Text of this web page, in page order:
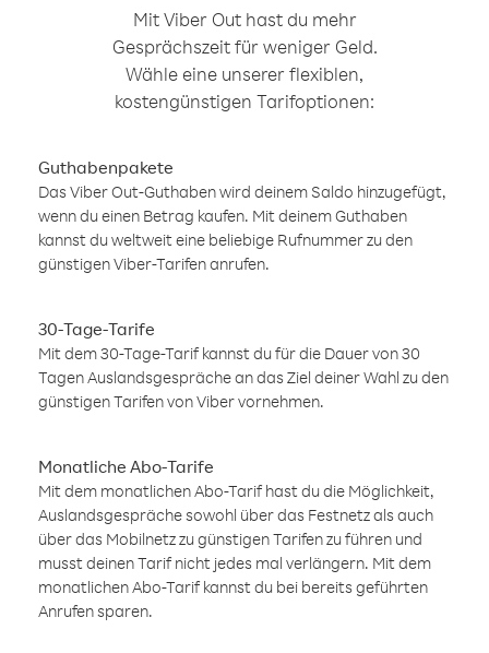
Mit Viber Out hast du mehr
Gesprächszeit für weniger Geld.
Wähle eine unserer flexiblen,
kostengünstigen Tarifoptionen:
Guthabenpakete
Das Viber Out-Guthaben wird deinem Saldo hinzugefügt,
wenn du einen Betrag kaufen. Mit deinem Guthaben
kannst du weltweit eine beliebige Rufnummer zu den
günstigen Viber-Tarifen anrufen.
30-Tage-Tarife
Mit dem 30-Tage-Tarif kannst du für die Dauer von 30
Tagen Auslandsgespräche an das Ziel deiner Wahl zu den
günstigen Tarifen von Viber vornehmen.
Monatliche Abo-Tarife
Mit dem monatlichen Abo-Tarif hast du die Möglichkeit,
Auslandsgespräche sowohl über das Festnetz als auch
über das Mobilnetz zu günstigen Tarifen zu führen und
musst deinen Tarif nicht jedes mal verlängern. Mit dem
monatlichen Abo-Tarif kannst du bei bereits geführten
Anrufen sparen.